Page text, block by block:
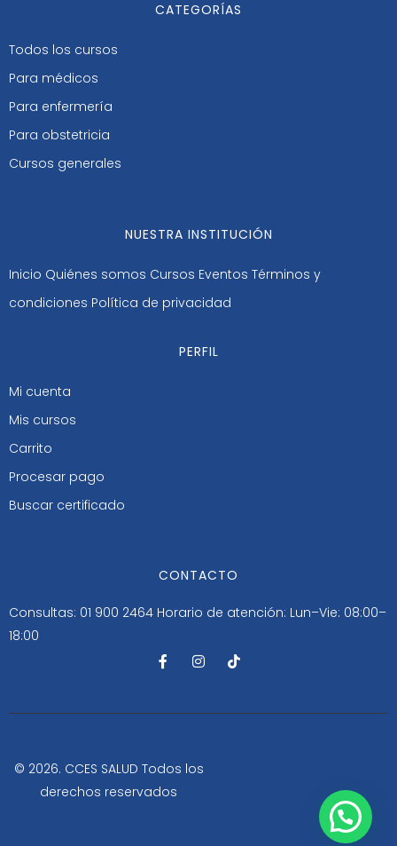
CATEGORÍAS
Todos los cursos
Para médicos
Para enfermería
Para obstetricia
Cursos generales
NUESTRA INSTITUCIÓN
Inicio Quiénes somos Cursos Eventos Términos y
condiciones Política de privacidad
PERFIL
Mi cuenta
Mis cursos
Carrito
Procesar pago
Buscar certificado
CONTACTO
Consultas: 01 900 2464 Horario de atención: Lun–Vie: 08:00–
18:00
F
a
b
-
I
n
a
m
T
i
o
© 2026. CCES SALUD Todos los
derechos reservados